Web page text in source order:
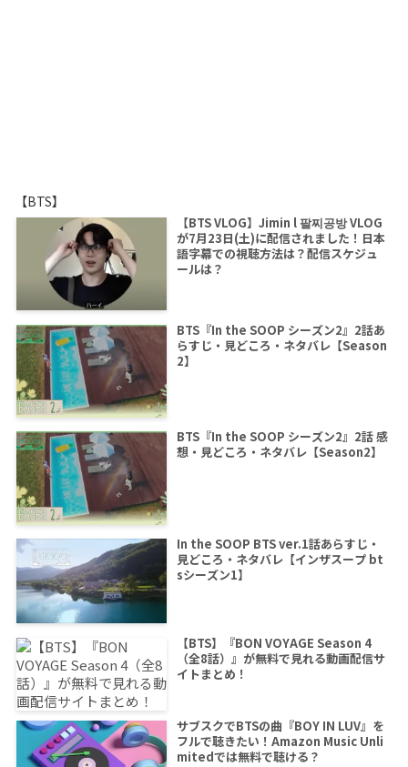
【BTS】
【BTS VLOG】Jimin l 팔찌공방 VLOG
が7月23日(土)に配信されました！日本
語字幕での視聴方法は？配信スケジュ
ールは？
BTS『In the SOOP シーズン2』2話あ
らすじ・見どころ・ネタバレ【Season
2】
BTS『In the SOOP シーズン2』2話 感
想・見どころ・ネタバレ【Season2】
In the SOOP BTS ver.1話あらすじ・
見どころ・ネタバレ【インザスープ bt
sシーズン1】
【BTS】『BON VOYAGE Season 4
（全8話）』が無料で見れる動画配信サ
イトまとめ！
サブスクでBTSの曲『BOY IN LUV』を
フルで聴きたい！Amazon Music Unli
mitedでは無料で聴ける？